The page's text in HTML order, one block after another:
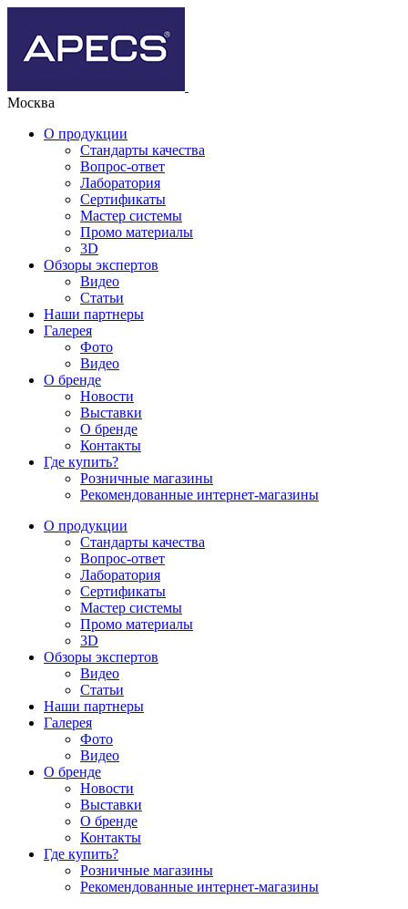
Москва
О продукции
Стандарты качества
Вопрос-ответ
Лаборатория
Сертификаты
Мастер системы
Промо материалы
3D
Обзоры экспертов
Видео
Статьи
Наши партнеры
Галерея
Фото
Видео
О бренде
Новости
Выставки
О бренде
Контакты
Где купить?
Розничные магазины
Рекомендованные интернет-магазины
О продукции
Стандарты качества
Вопрос-ответ
Лаборатория
Сертификаты
Мастер системы
Промо материалы
3D
Обзоры экспертов
Видео
Статьи
Наши партнеры
Галерея
Фото
Видео
О бренде
Новости
Выставки
О бренде
Контакты
Где купить?
Розничные магазины
Рекомендованные интернет-магазины